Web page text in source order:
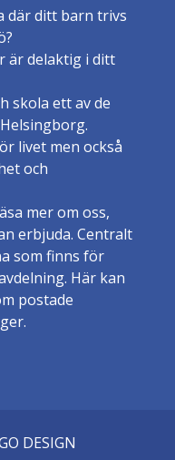
där ditt barn trivs
är delaktig i ditt
skola ett av de
livet men också
och
mer om oss,
erbjuda. Centralt
som finns för
Här kan
postade
DESIGN